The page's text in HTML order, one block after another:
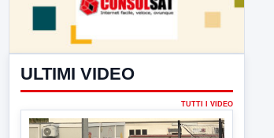
▶
7 AGOSTO 2026 SPORT BENEVENTO